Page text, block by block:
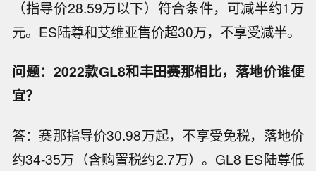
（指导价28.59万以下）符合条件，可减半约1万
元。ES陆尊和艾维亚售价超30万，不享受减半。
问题：2022款GL8和丰田赛那相比，落地价谁便
宜？
答：赛那指导价30.98万起，不享受免税，落地价
约34-35万（含购置税约2.7万）。GL8 ES陆尊低